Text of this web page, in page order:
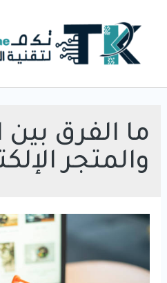
المحتوى
ما الفرق بين
والمتجر